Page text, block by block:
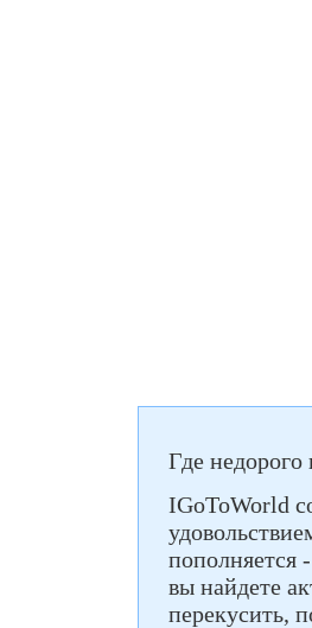
Где недорого
IGoToWorld
пополняется
вы найдете
перекусить,